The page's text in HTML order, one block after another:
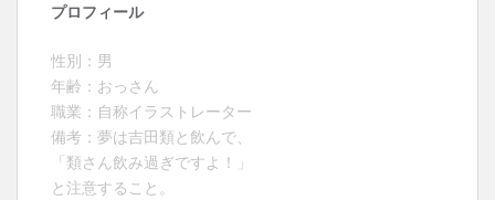
プロフィール
性別：男
年齢：おっさん
職業：自称イラストレーター
備考：夢は吉田類と飲んで、
「類さん飲み過ぎですよ！」
と注意すること。